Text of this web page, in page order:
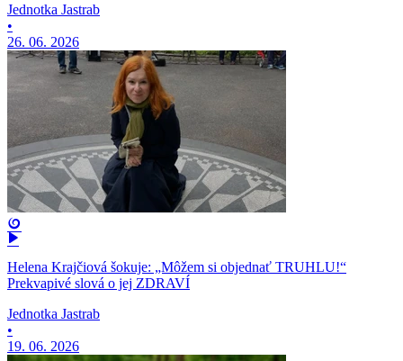
Jednotka Jastrab
•
26. 06. 2026
Helena Krajčiová šokuje: „Môžem si objednať TRUHLU!“
Prekvapivé slová o jej ZDRAVÍ
Jednotka Jastrab
•
19. 06. 2026